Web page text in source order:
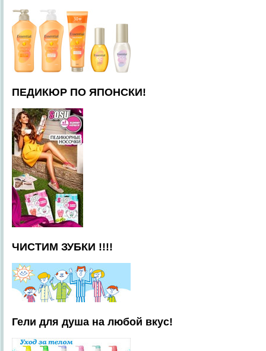
ПЕДИКЮР ПО ЯПОНСКИ!
ЧИСТИМ ЗУБКИ !!!!
Гели для душа на любой вкус!